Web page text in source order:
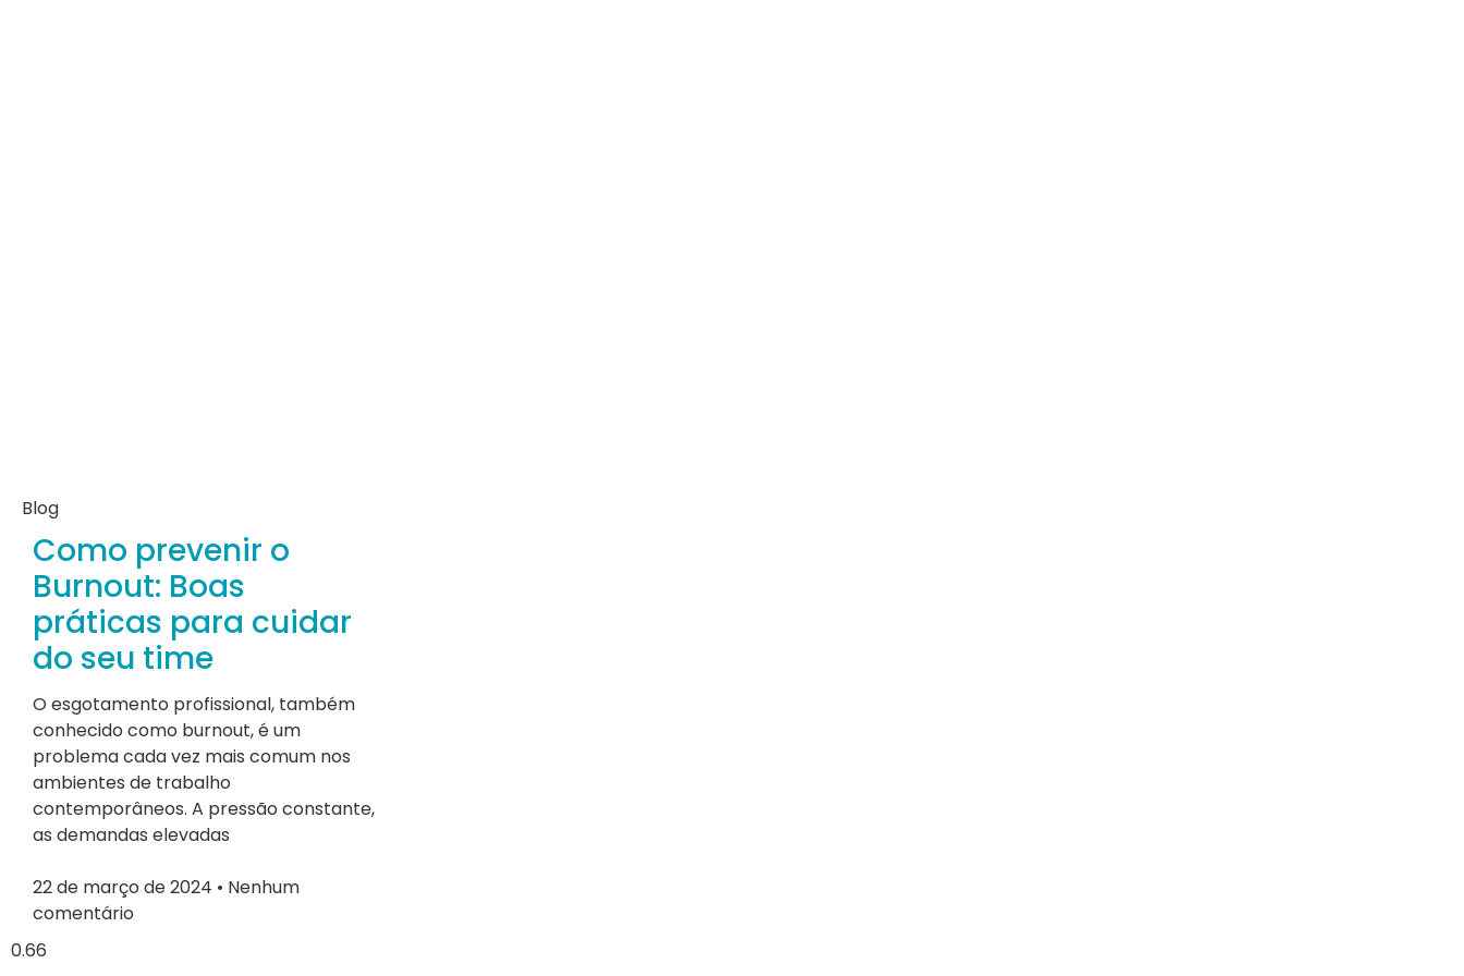
Blog
Como prevenir o
Burnout: Boas
práticas para cuidar
do seu time
O esgotamento profissional, também
conhecido como burnout, é um
problema cada vez mais comum nos
ambientes de trabalho
contemporâneos. A pressão constante,
as demandas elevadas
22 de março de 2024
Nenhum
comentário